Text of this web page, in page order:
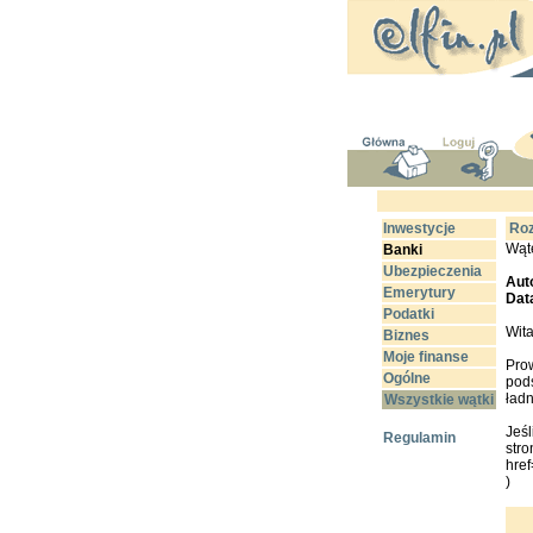
Inwestycje
Banki
Ubezpieczenia
Emerytury
Podatki
Biznes
Moje finanse
Ogólne
Wszystkie wątki
Regulamin
)